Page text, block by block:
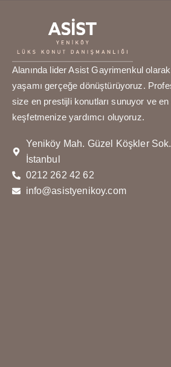
Alanında lider Asist Gayrimenkul
yaşamı gerçeğe dönüştürüyoruz.
size en prestijli konutları sunuyor ve en
keşfetmenize yardımcı oluyoruz.
Yeniköy Mah. Güzel Köşkler
İstanbul
0212 262 42 62
info@asistyenikoy.com